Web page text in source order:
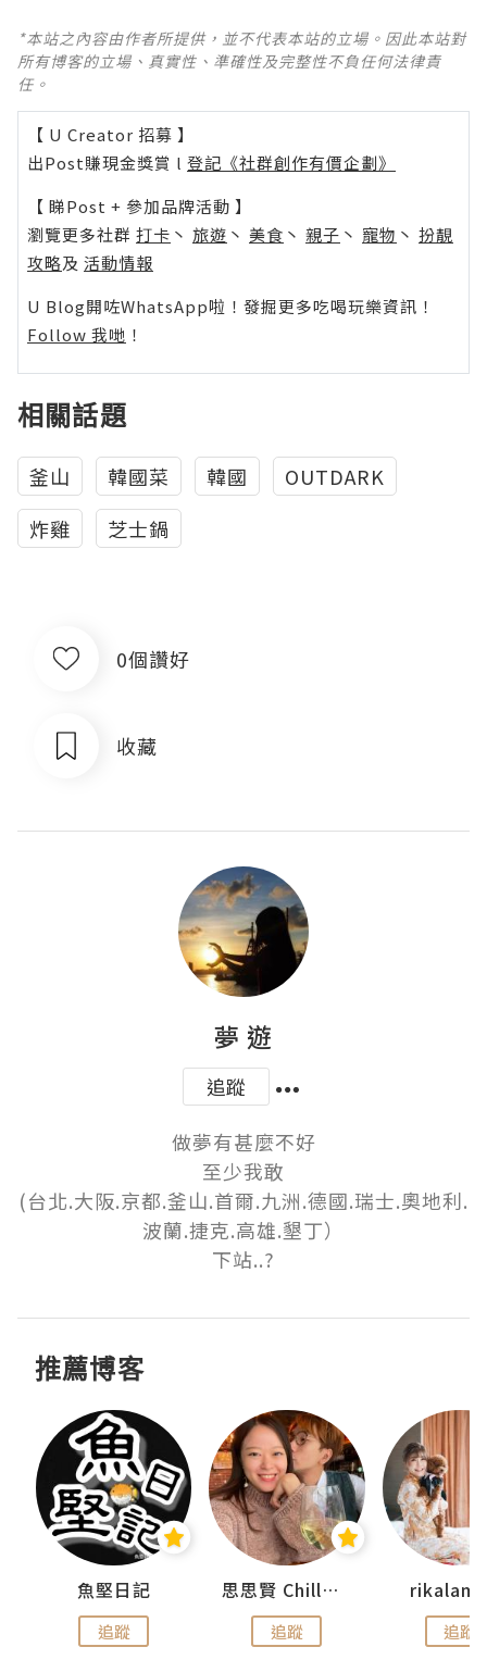
*本站之內容由作者所提供，並不代表本站的立場。因此本站對
所有博客的立場、真實性、準確性及完整性不負任何法律責
任。
【 U Creator 招募 】
出Post賺現金獎賞 l 登記《社群創作有價企劃》
【 睇Post + 參加品牌活動 】
瀏覽更多社群 打卡 丶 旅遊 丶 美食 丶 親子 丶 寵物 丶 扮靚
攻略及 活動情報
U Blog開咗WhatsApp啦！發掘更多吃喝玩樂資訊！
Follow 我哋 ！
相關話題
釜山 韓國菜 韓國
OUTDARK
炸雞
芝士鍋
0個讚好
收藏
夢 遊
追蹤
做夢有甚麼不好
至少我敢
(台北.大阪.京都.釜山.首爾.九洲.德國.瑞士.奧地利.
波蘭.捷克.高雄.墾丁）
下站..?
推薦博客
魚堅日記
追蹤
思思賢 ChillMyBabe
追蹤 追蹤